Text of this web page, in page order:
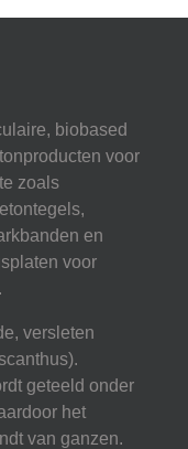
biobased
voor
zoals
en
voor
versleten
geteeld onder
het
van ganzen.